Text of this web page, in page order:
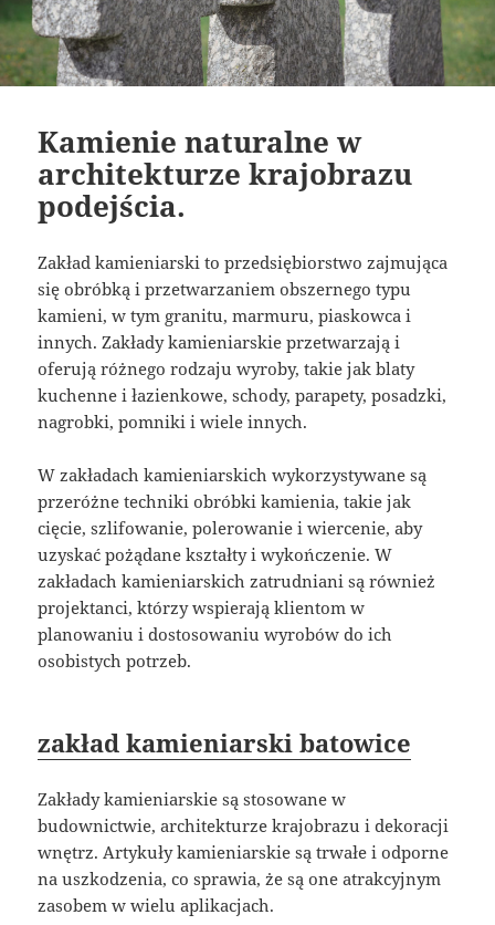
Kamienie naturalne w
architekturze krajobrazu
podejścia.
Zakład kamieniarski to przedsiębiorstwo zajmująca
się obróbką i przetwarzaniem obszernego typu
kamieni, w tym granitu, marmuru, piaskowca i
innych. Zakłady kamieniarskie przetwarzają i
oferują różnego rodzaju wyroby, takie jak blaty
kuchenne i łazienkowe, schody, parapety, posadzki,
nagrobki, pomniki i wiele innych.
W zakładach kamieniarskich wykorzystywane są
przeróżne techniki obróbki kamienia, takie jak
cięcie, szlifowanie, polerowanie i wiercenie, aby
uzyskać pożądane kształty i wykończenie. W
zakładach kamieniarskich zatrudniani są również
projektanci, którzy wspierają klientom w
planowaniu i dostosowaniu wyrobów do ich
osobistych potrzeb.
zakład kamieniarski batowice
Zakłady kamieniarskie są stosowane w
budownictwie, architekturze krajobrazu i dekoracji
wnętrz. Artykuły kamieniarskie są trwałe i odporne
na uszkodzenia, co sprawia, że są one atrakcyjnym
zasobem w wielu aplikacjach.